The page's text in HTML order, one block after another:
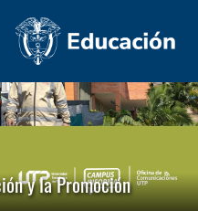
y la Promoción